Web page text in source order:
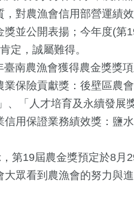
，對農漁會信用部營運績
獎並公開表揚；今年度(
定，誠屬難得。
農漁會獲得農金獎獎項
業保險貢獻獎：後壁區農
、「人才培育及永續發展
信用保證業務績效獎：鹽
19屆農金獎預定於8月
大眾看到農漁會的努力與
4+
佛教文化交
區
10+
演唱會